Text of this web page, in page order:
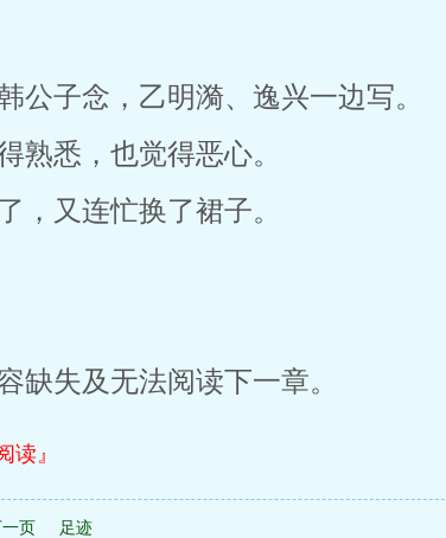
公子念，乙明漪、逸兴一边写。
熟悉，也觉得恶心。
，又连忙换了裙子。
缺失及无法阅读下一章。
读』
页 足迹